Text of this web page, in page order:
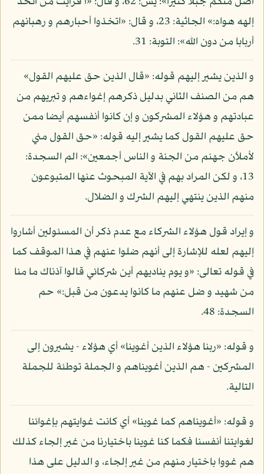
إلهه هواه:» الجاثية: 23، و قال: «اتخذوا أحبارهم و رهبانهم
أربابا من دون الله»: التوبة: 31.
و الذين يشير إليهم قوله: «قال الذين حق عليهم القول»
هم من الصنف الثاني بدليل ذكرهم إغواءهم و تبريهم من
عبادتهم و هؤلاء المشركون و إن كانوا أنفسهم أيضا ممن
حق عليهم القول كما يشير إليه قوله: «حق القول مني
لأملأن جهنم من الجنة و الناس أجمعين»: الم السجدة:
13، و لكن المراد بهم في الآية المبحوث عنها المتبوعون
منهم الذين ينتهي إليهم الشرك و الضلال.
و إيراد قول هؤلاء الشركاء مع عدم ذكر أن المسئولين أشاروا
إليهم لعله للإشارة إلى أنهم ضلوا عنهم في هذا الموقف كما
في قوله تعالى: «و يوم يناديهم أين شركائي قالوا آذناك ما منا
من شهيد و ضل عنهم ما كانوا يدعون من قبل:» حم
السجدة: 48.
و قوله: «ربنا هؤلاء الذين أغوينا» أي هؤلاء - يشيرون إلى
المشركين - هم الذين أغويناهم و الجملة توطئة للجملة
التالية.
و قوله: «أغويناهم كما غوينا» أي كانت غوايتهم بإغوائنا
لغوايتنا أنفسنا فكما كنا غوينا باختيارنا من غير إلجاء كذلك
هم غووا باختيار منهم من غير إلجاء، و الدليل على هذا